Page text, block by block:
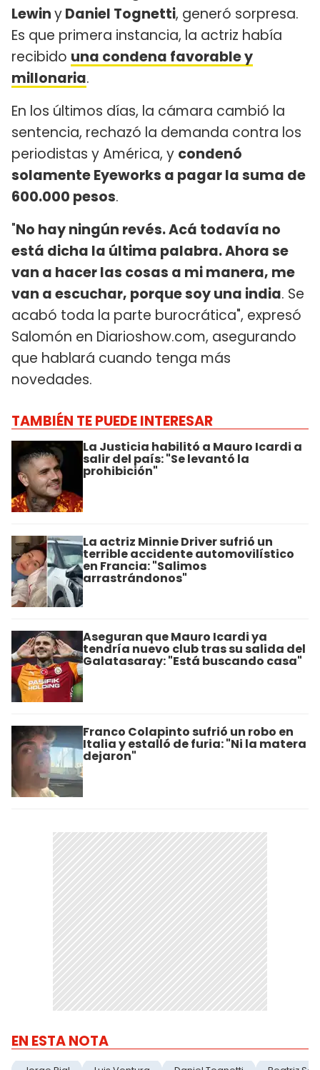
LewinyDaniel Tognetti, generó sorpresa.
Es que primera instancia, la actriz había
recibido una condena favorable y
millonaria.
En los últimos días, la cámara cambió la
sentencia, rechazó la demanda contra los
periodistas y América, y condenó
solamente Eyeworks a pagar la suma de
600.000 pesos.
"No hay ningún revés. Acá todavía no
está dicha la última palabra. Ahora se
van a hacer las cosas a mi manera, me
van a escuchar, porque soy una india. Se
acabó toda la parte burocrática", expresó
Salomón en Diarioshow.com, asegurando
que hablará cuando tenga más
novedades.
TAMBIÉN TE PUEDE INTERESAR
La Justicia habilitó a Mauro Icardi a
salir del país: "Se levantó la
prohibición"
La actriz Minnie Driver sufrió un
terrible accidente automovilístico
en Francia: "Salimos
arrastrándonos"
Aseguran que Mauro Icardi ya
tendría nuevo club tras su salida del
Galatasaray: "Está buscando casa"
Franco Colapinto sufrió un robo en
Italia y estalló de furia: "Ni la matera
dejaron"
EN ESTA NOTA